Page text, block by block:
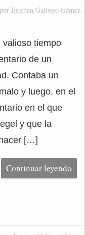
Esteban Galisteo Gámez
valioso tiempo
de un
Contaba un
y luego, en el
en el que
y que la
[…]
Continuar leyendo